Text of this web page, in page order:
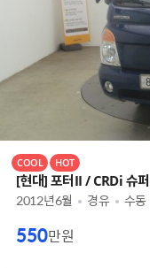
COOL HOT
[현대] 포터II / CRDi 슈
2012년6월 경유 수동
550만원